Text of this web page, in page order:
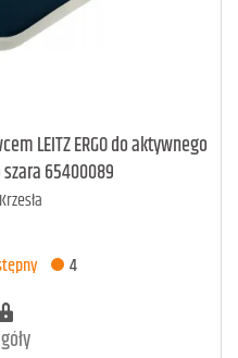
3
LEITZ ERGO do aktywnego
65400089
4